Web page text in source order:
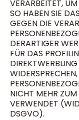
VERARBEITET,
SO HABEN SIE
GEGEN DIE
DERARTIGER
FÜR DAS
NICHT MEHR
VERWENDET
DSGVO).